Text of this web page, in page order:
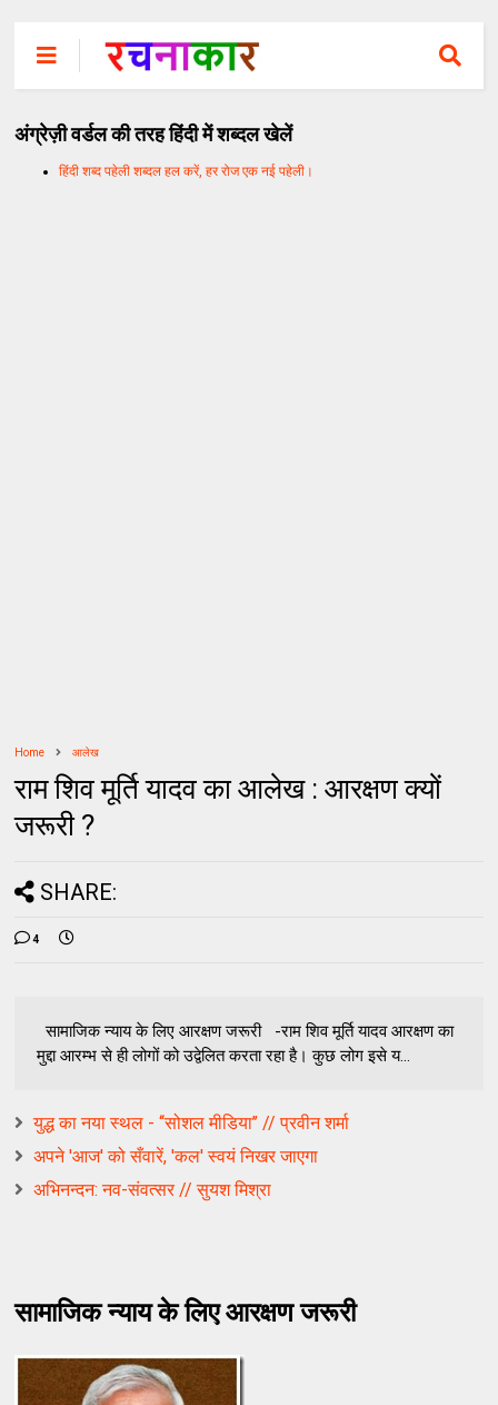
अंग्रेज़ी वर्डल की तरह हिंदी में शब्दल खेलें
हिंदी शब्द पहेली शब्दल हल करें, हर रोज एक नई पहेली।
Home आलेख
राम शिव मूर्ति यादव का आलेख : आरक्षण क्यों
जरूरी ?
SHARE:
4
सामाजिक न्याय के लिए आरक्षण जरूरी -राम शिव मूर्ति यादव आरक्षण का
मुद्दा आरम्भ से ही लोगों को उद्वेलित करता रहा है। कुछ लोग इसे य...
युद्ध का नया स्थल - ‘‘सोशल मीडिया’’ // प्रवीन शर्मा
अपने 'आज' को सँवारें, 'कल' स्वयं निखर जाएगा
अभिनन्दन: नव-संवत्सर // सुयश मिश्रा
सामाजिक न्याय के लिए आरक्षण जरूरी